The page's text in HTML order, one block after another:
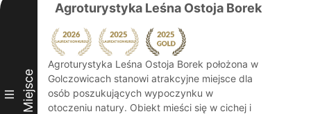
III Miejsce
Agroturystyka Leśna Ostoja Borek
Agroturystyka Leśna Ostoja Borek położona w
Golczowicach stanowi atrakcyjne miejsce dla
osób poszukujących wypoczynku w
otoczeniu natury. Obiekt mieści się w cichej i